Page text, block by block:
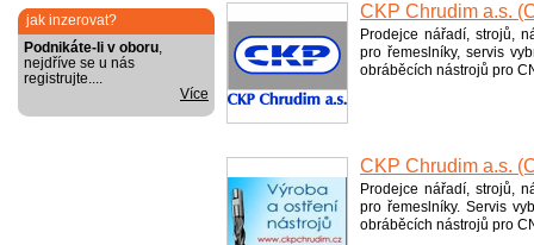
jak inzerovat?
Podnikáte-li v oboru,
nejdříve se u nás
registrujte....
Více
CKP Chrudim a.s.
Prodejce nářadí, strojů,
pro řemeslníky, servis
obráběcích nástrojů pro
CKP Chrudim a.s.
Prodejce nářadí, strojů,
pro řemeslníky. Servis
obráběcích nástrojů pro